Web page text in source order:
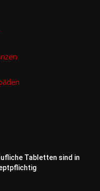
Tabletten sind in